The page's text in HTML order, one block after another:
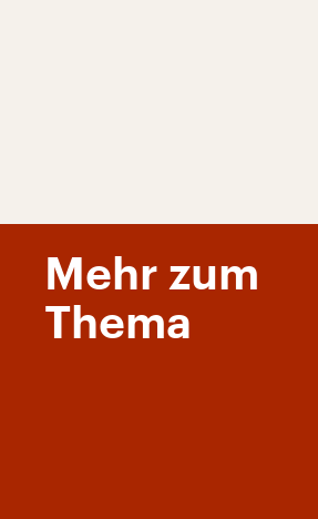
Mehr zum
Thema